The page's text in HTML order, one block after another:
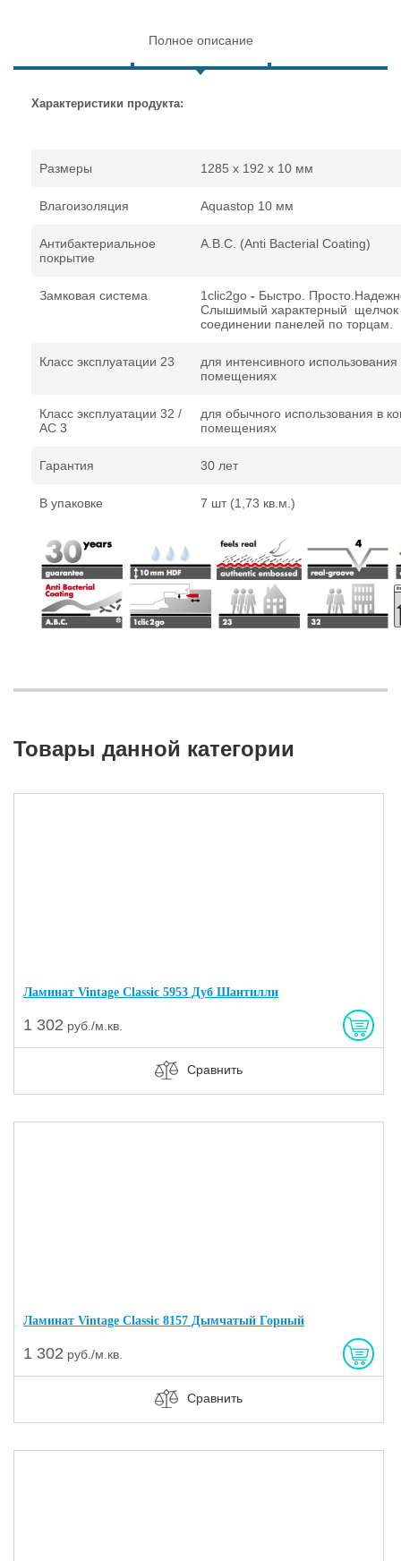
Полное описание
Характеристики продукта:
Размеры 1285 x 192 x 10 мм
Влагоизоляция Aquastop 10 мм
Антибактериальное
покрытие
A.B.C. (Anti Bacterial Coating)
Замковая система 1clic2go - Быстро.
Слышимый характерный щелчок
соединении панелей по торцам.
Класс эксплуатации 23
для интенсивного
помещениях
Класс эксплуатации 32 /
AC 3
для обычного использования в
помещениях
Гарантия 30 лет
В упаковке 7 шт (1,73 кв.м.)
Товары данной категории
Ламинат Vintage Classic 5953 Дуб Шантилли
1 302 руб./м.кв.
Сравнить
Ламинат Vintage Classic 8157 Дымчатый Горный
1 302 руб./м.кв.
Сравнить